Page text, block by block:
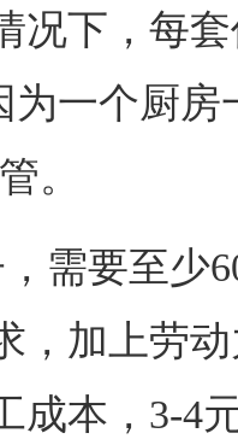
况下，每
为一个厨房
。
需要至少
，加上劳
成本，3-4